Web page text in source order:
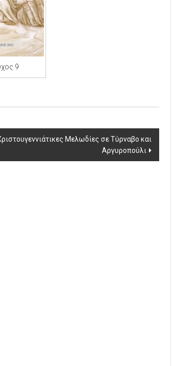
9
Μελωδίες σε Τύρναβο και
Αργυροπούλι